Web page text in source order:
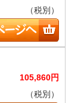
（税別）
105,860円
（税別）